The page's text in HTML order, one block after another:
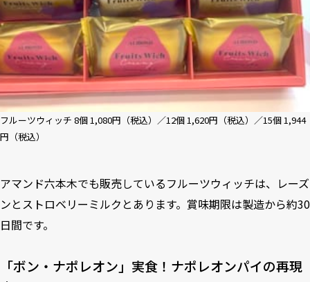
フルーツウィッチ 8個 1,080円（税込）／12個 1,620円（税込）／15個 1,944
円（税込）
アマンド六本木でも販売しているフルーツウィッチは、レーズ
ンとストロベリーミルクとあります。賞味期限は製造から約30
日間です。
「ボン・ナポレオン」実食！ナポレオンパイの再現